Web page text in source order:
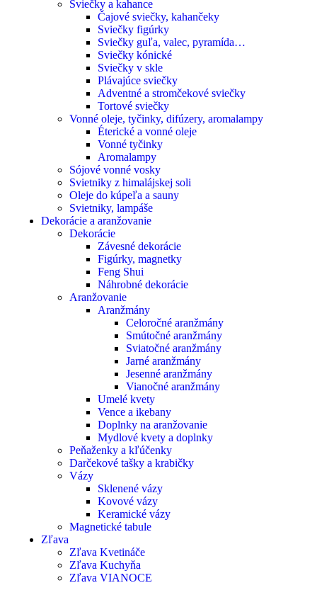
Sviečky a kahance
Čajové sviečky, kahančeky
Sviečky figúrky
Sviečky guľa, valec, pyramída…
Sviečky kónické
Sviečky v skle
Plávajúce sviečky
Adventné a stromčekové sviečky
Tortové sviečky
Vonné oleje, tyčinky, difúzery, aromalampy
Éterické a vonné oleje
Vonné tyčinky
Aromalampy
Sójové vonné vosky
Svietniky z himalájskej soli
Oleje do kúpeľa a sauny
Svietniky, lampáše
Dekorácie a aranžovanie
Dekorácie
Závesné dekorácie
Figúrky, magnetky
Feng Shui
Náhrobné dekorácie
Aranžovanie
Aranžmány
Celoročné aranžmány
Smútočné aranžmány
Sviatočné aranžmány
Jarné aranžmány
Jesenné aranžmány
Vianočné aranžmány
Umelé kvety
Vence a ikebany
Doplnky na aranžovanie
Mydlové kvety a doplnky
Peňaženky a kľúčenky
Darčekové tašky a krabičky
Vázy
Sklenené vázy
Kovové vázy
Keramické vázy
Magnetické tabule
Zľava
Zľava Kvetináče
Zľava Kuchyňa
Zľava VIANOCE